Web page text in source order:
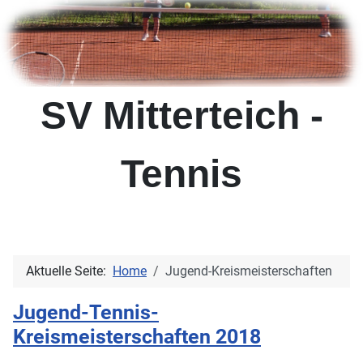
SV Mitterteich -
Tennis
Aktuelle Seite: Home Jugend-Kreismeisterschaften
Jugend-Tennis-
Kreismeisterschaften 2018